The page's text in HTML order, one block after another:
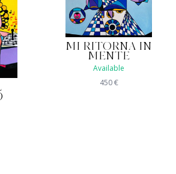
MI RITORNA IN
MENTE
Available
450€